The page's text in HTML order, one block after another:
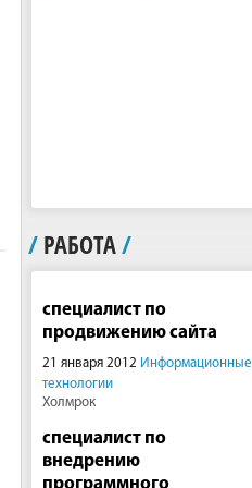
/ РАБОТА/
специалист по
продвижению сайта
21 января 2012 Информационные
технологии
Холмрок
специалист по
внедрению
программного